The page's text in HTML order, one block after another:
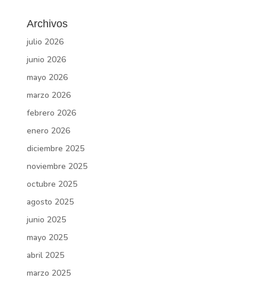
Archivos
julio 2026
junio 2026
mayo 2026
marzo 2026
febrero 2026
enero 2026
diciembre 2025
noviembre 2025
octubre 2025
agosto 2025
junio 2025
mayo 2025
abril 2025
marzo 2025